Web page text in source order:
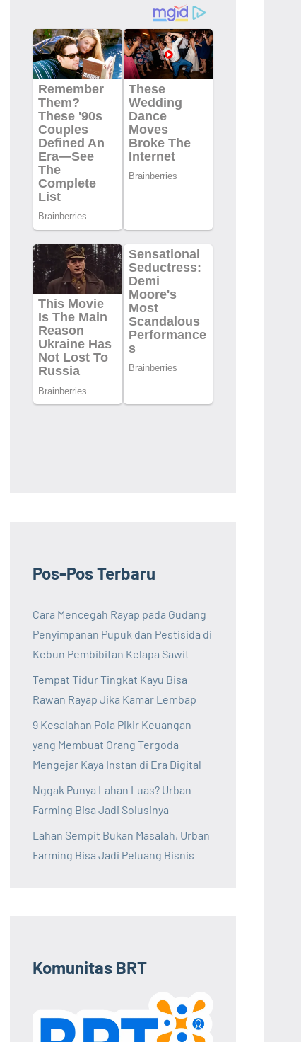
Pos-Pos Terbaru
Cara Mencegah Rayap pada Gudang
Penyimpanan Pupuk dan Pestisida di
Kebun Pembibitan Kelapa Sawit
Tempat Tidur Tingkat Kayu Bisa
Rawan Rayap Jika Kamar Lembap
9 Kesalahan Pola Pikir Keuangan
yang Membuat Orang Tergoda
Mengejar Kaya Instan di Era Digital
Nggak Punya Lahan Luas? Urban
Farming Bisa Jadi Solusinya
Lahan Sempit Bukan Masalah, Urban
Farming Bisa Jadi Peluang Bisnis
Komunitas BRT